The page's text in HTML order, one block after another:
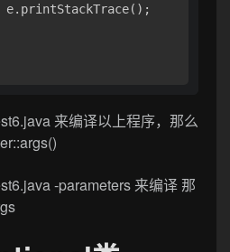
e.printStackTrace();
来编译以上程序，那么
-parameters 来编译 那